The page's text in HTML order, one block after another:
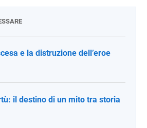
e la distruzione dell’eroe
il destino di un mito tra storia